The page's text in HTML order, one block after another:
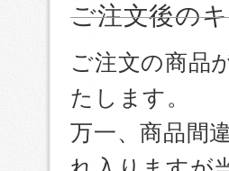
ご注文後の
ご注文の商品
たします。
万一、商品間